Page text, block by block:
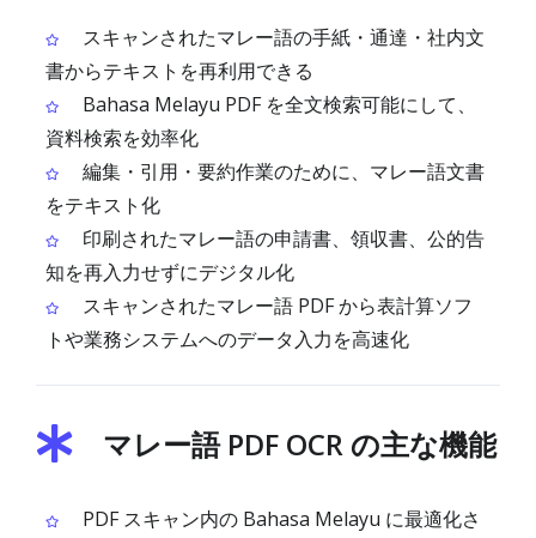
スキャンされたマレー語の手紙・通達・社内文
書からテキストを再利用できる
Bahasa Melayu PDF を全文検索可能にして、
資料検索を効率化
編集・引用・要約作業のために、マレー語文書
をテキスト化
印刷されたマレー語の申請書、領収書、公的告
知を再入力せずにデジタル化
スキャンされたマレー語 PDF から表計算ソフ
トや業務システムへのデータ入力を高速化
マレー語 PDF OCR の主な機能
PDF スキャン内の Bahasa Melayu に最適化さ